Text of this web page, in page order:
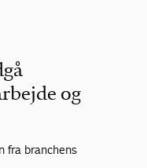
og
fra branchens